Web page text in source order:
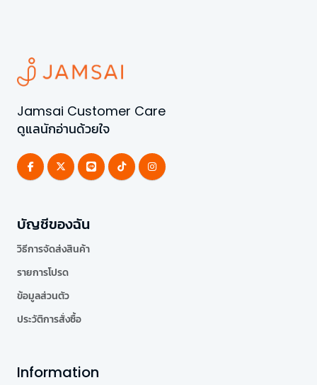
Jamsai Customer Care
ดูแลนักอ่านด้วยใจ
บัญชีของฉัน
วิธีการจัดส่งสินค้า
รายการโปรด
ข้อมูลส่วนตัว
ประวัติการสั่งซื้อ
Information